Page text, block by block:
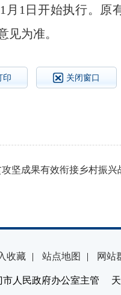
月1日开始执行。原
见为准。
印 关闭窗口
收藏 | 站点地图 | 网站
人民政府办公室主管 天